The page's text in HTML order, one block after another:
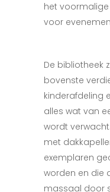
het
voor
De bibliotheek
bovenste
kinderafdeling
alles wat van
wordt
met
exemplaren
worden en die
massaal door